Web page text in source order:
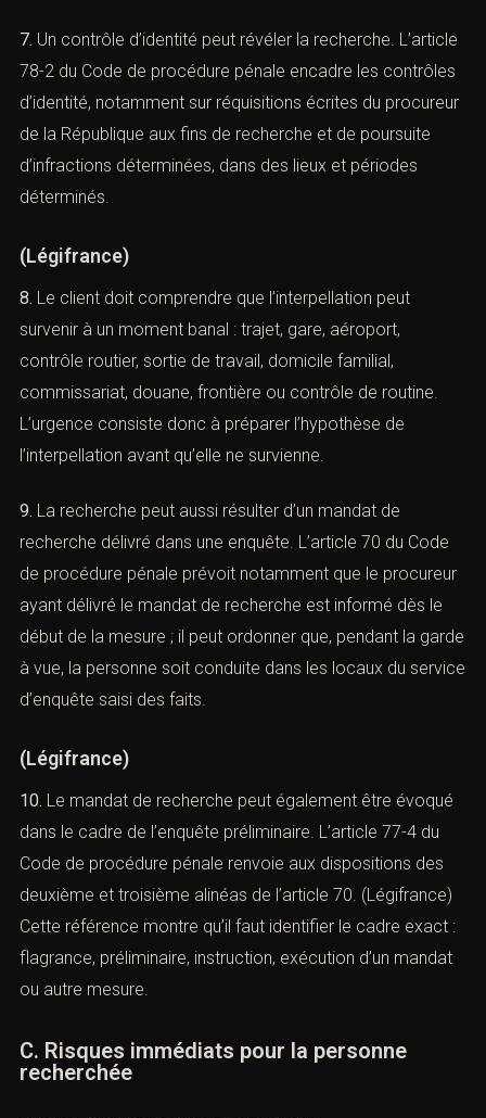
7.Un contrôle d’identité peut révéler la recherche.
L’article 78-2 du Code de procédure pénale encadre les
contrôles d’identité, notamment sur réquisitions écrites
du procureur de la République aux fins de recherche et
de poursuite d’infractions déterminées, dans des lieux et
(Légifrance )
8. Le client doit comprendre que l’interpellation peut
survenir à un moment banal : trajet, gare, aéroport,
contrôle routier, sortie de travail, domicile familial,
commissariat, douane, frontière ou contrôle de routine.
L’urgence consiste donc à préparer l’hypothèse de
9.La recherche peut aussi résulter d’un mandat de
recherche délivré dans une enquête. L’article 70 du Code
de procédure pénale prévoit notamment que le
procureur ayant délivré le mandat de recherche est
informé dès le début de la mesure ; il peut ordonner que,
pendant la garde à vue, la personne soit conduite dans
(Légifrance )
10.Le mandat de recherche peut également être
évoqué dans le cadre de l’enquête préliminaire. L’article
77-4 du Code de procédure pénale renvoie aux
dispositions des deuxième et troisième alinéas de
l’article 70. (Légifrance ) Cette référence montre qu’il faut
identifier le cadre exact : flagrance, préliminaire,
C. Risques immédiats pour la personne